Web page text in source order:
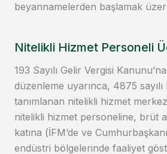
beyannamelerden başlamak
Nitelikli Hizmet Personeli
193 Sayılı Gelir Vergisi
düzenleme uyarınca, 4875
tanımlanan nitelikli hizmet
nitelikli hizmet personeline, brüt
katına (İFM’de ve
endüstri bölgelerinde faaliyet